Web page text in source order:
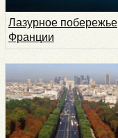
Лазурное побережье
Франции